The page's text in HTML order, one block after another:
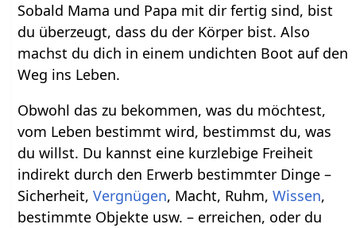
Sobald Mama und Papa mit dir fertig sind, bist
du überzeugt, dass du der Körper bist. Also
machst du dich in einem undichten Boot auf den
Weg ins Leben.
Obwohl das zu bekommen, was du möchtest,
vom Leben bestimmt wird, bestimmst du, was
du willst. Du kannst eine kurzlebige Freiheit
indirekt durch den Erwerb bestimmter Dinge –
Sicherheit,Vergnügen, Macht, Ruhm,Wissen,
bestimmte Objekte usw. – erreichen, oder du